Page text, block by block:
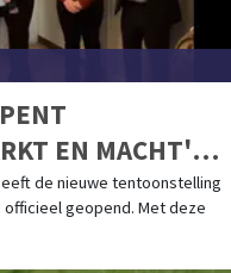
EN MACHT'
de nieuwe tentoonstelling
officieel geopend. Met deze